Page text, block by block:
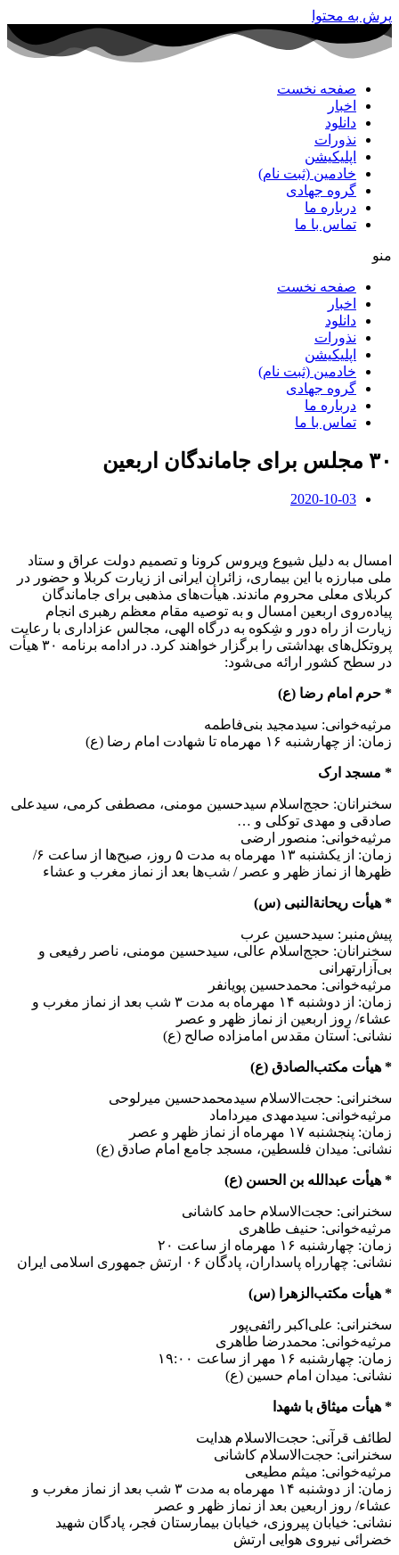
پرش به محتوا
صفحه نخست
اخبار
دانلود
نذورات
اپلیکیشن
خادمین (ثبت نام)
گروه جهادی
درباره ما
تماس با ما
منو
صفحه نخست
اخبار
دانلود
نذورات
اپلیکیشن
خادمین (ثبت نام)
گروه جهادی
درباره ما
تماس با ما
۳۰ مجلس برای جاماندگان اربعین
2020-10-03
امسال به دلیل شیوع ویروس کرونا و تصمیم دولت عراق و ستاد
ملی مبارزه با این بیماری، زائران ایرانی از زیارت کربلا و حضور در
کربلای معلی محروم ماندند. هیأت‌های مذهبی برای جاماندگان
پیاده‌روی اربعین امسال و به توصیه مقام معظم رهبری انجام
زیارت از راه دور و شِکوه به درگاه الهی، مجالس عزاداری با رعایت
پروتکل‌های بهداشتی را برگزار خواهند کرد. در ادامه برنامه ۳۰ هیأت
در سطح کشور ارائه می‌شود:
* حرم امام رضا (ع)
مرثیه‌خوانی: سیدمجید بنی‌فاطمه
زمان: از چهارشنبه ۱۶ مهرماه تا شهادت امام رضا (ع)
* مسجد ارک
سخنرانان: حجج‌اسلام سیدحسین مومنی، مصطفی کرمی، سیدعلی
صادقی و مهدی توکلی و …
مرثیه‌خوانی: منصور ارضی
زمان: از یکشنبه ۱۳ مهرماه به مدت ۵ روز، صبح‌ها از ساعت ۶/
ظهر‌ها از نماز ظهر و عصر / شب‌ها بعد از نماز مغرب و عشاء
* هیأت ریحانةالنبی (س)
پیش‌منبر: سیدحسین عرب
سخنرانان: حجج‌اسلام عالی، سیدحسین مومنی، ناصر رفیعی و
بی‌آزارتهرانی
مرثیه‌خوانی: محمدحسین پویانفر
زمان: از دوشنبه ۱۴ مهرماه به مدت ۳ شب بعد از نماز مغرب و
عشاء/ روز اربعین از نماز ظهر و عصر
نشانی: آستان مقدس امامزاده صالح (ع)
* هیأت مکتب‌الصادق (ع)
سخنرانی: حجت‌الاسلام سیدمحمدحسین میرلوحی
مرثیه‌خوانی: سیدمهدی میرداماد
زمان: پنجشنبه ۱۷ مهرماه از نماز ظهر و عصر
نشانی: میدان فلسطین، مسجد جامع امام صادق (ع)
* هیأت عبدالله بن الحسن (ع)
سخنرانی: حجت‌الاسلام حامد کاشانی
مرثیه‌خوانی: حنیف طاهری
زمان: چهارشنبه ۱۶ مهرماه از ساعت ۲۰
نشانی: چهارراه پاسداران، پادگان ۰۶ ارتش جمهوری اسلامی ایران
* هیأت مکتب‌الزهرا (س)
سخنرانی: علی‌اکبر رائفی‌پور
مرثیه‌خوانی: محمدرضا طاهری
زمان: چهارشنبه ۱۶ مهر از ساعت ۱۹:۰۰
نشانی: میدان امام حسین (ع)
* هیأت میثاق با شهدا
لطائف قرآنی: حجت‌الاسلام هدایت
سخنرانی: حجت‌الاسلام کاشانی
مرثیه‌خوانی: میثم مطیعی
زمان: از دوشنبه ۱۴ مهرماه به مدت ۳ شب بعد از نماز مغرب و
عشاء/ روز اربعین بعد از نماز ظهر و عصر
نشانی: خیابان پیروزی، خیابان بیمارستان فجر، پادگان شهید
خضرائی نیروی هوایی ارتش